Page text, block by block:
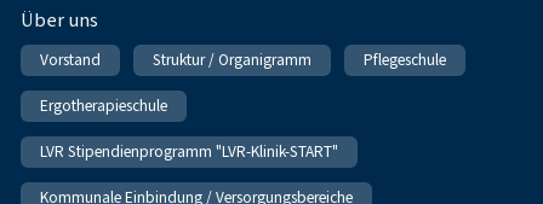
Über uns
Vorstand Struktur / Organigramm Pflegeschule
Ergotherapieschule
LVR Stipendienprogramm "LVR-Klinik-START"
Kommunale Einbindung / Versorgungsbereiche